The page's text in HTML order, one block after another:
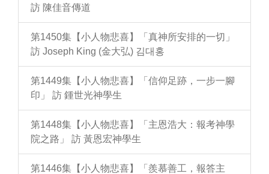
訪 陳佳音傳道
第1450集【小人物悲喜】「真神所安排的一切」
訪 Joseph King (金大弘) 김대홍
第1449集【小人物悲喜】「信仰足跡，一步一腳
印」 訪 鍾世光神學生
第1448集【小人物悲喜】「主恩浩大：報考神學
院之路」 訪 黃恩宏神學生
第1446集【小人物悲喜】「羨慕善工，報答主